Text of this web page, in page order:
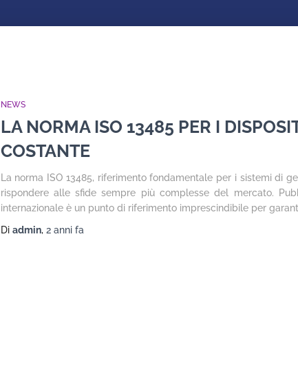
NEWS
LA NORMA ISO 13485 PER I
COSTANTE
La norma ISO 13485, riferimento fondamentale per i sistemi di
rispondere alle sfide sempre più complesse del mercato.
internazionale è un punto di riferimento imprescindibile per
Di admin, 2 annifa